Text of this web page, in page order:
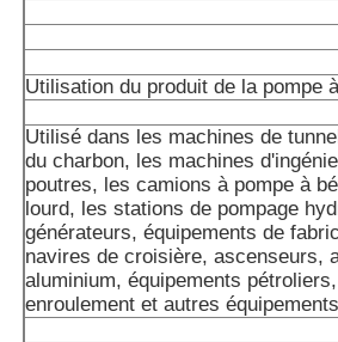
Utilisation du produit de la pompe
Utilisé dans les machines de
du charbon, les machines
poutres, les camions à pompe à
lourd, les stations de pompage
générateurs, équipements de
navires de croisière, ascenseurs,
aluminium, équipements
enroulement et autres